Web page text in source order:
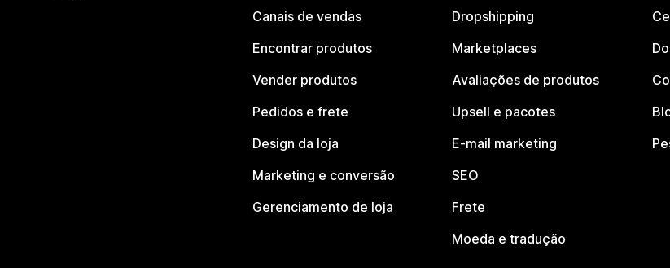
Canais de vendas
Encontrar produtos
Vender produtos
Pedidos e frete
Design da loja
Marketing e conversão
Gerenciamento de loja
Dropshipping
Marketplaces
Avaliações de produtos
Upsell e pacotes
E-mail marketing
SEO
Frete
Moeda e tradução